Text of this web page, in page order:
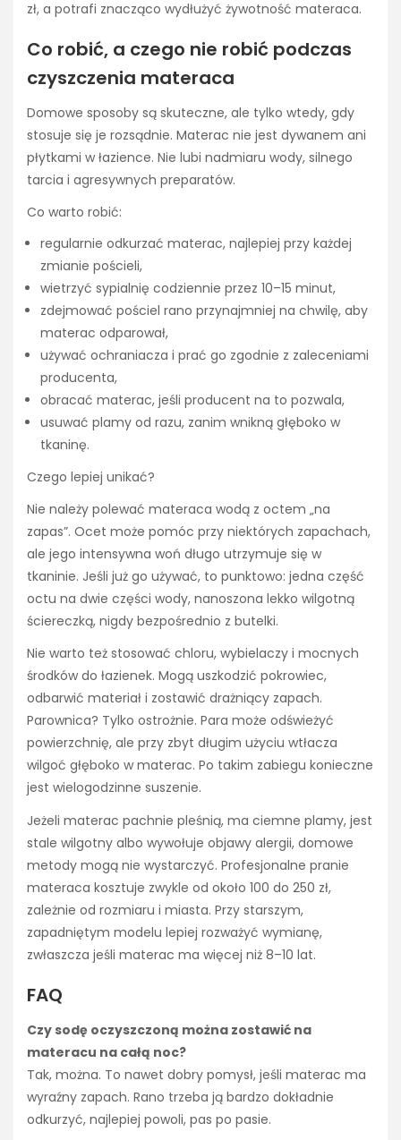
zł, a potrafi znacząco wydłużyć żywotność materaca.
Co robić, a czego nie robić podczas
czyszczenia materaca
Domowe sposoby są skuteczne, ale tylko wtedy, gdy
stosuje się je rozsądnie. Materac nie jest dywanem ani
płytkami w łazience. Nie lubi nadmiaru wody, silnego
tarcia i agresywnych preparatów.
Co warto robić:
regularnie odkurzać materac, najlepiej przy każdej
zmianie pościeli,
wietrzyć sypialnię codziennie przez 10–15 minut,
zdejmować pościel rano przynajmniej na chwilę, aby
materac odparował,
używać ochraniacza i prać go zgodnie z zaleceniami
producenta,
obracać materac, jeśli producent na to pozwala,
usuwać plamy od razu, zanim wnikną głęboko w
tkaninę.
Czego lepiej unikać?
Nie należy polewać materaca wodą z octem „na
zapas”. Ocet może pomóc przy niektórych zapachach,
ale jego intensywna woń długo utrzymuje się w
tkaninie. Jeśli już go używać, to punktowo: jedna część
octu na dwie części wody, nanoszona lekko wilgotną
ściereczką, nigdy bezpośrednio z butelki.
Nie warto też stosować chloru, wybielaczy i mocnych
środków do łazienek. Mogą uszkodzić pokrowiec,
odbarwić materiał i zostawić drażniący zapach.
Parownica? Tylko ostrożnie. Para może odświeżyć
powierzchnię, ale przy zbyt długim użyciu wtłacza
wilgoć głęboko w materac. Po takim zabiegu konieczne
jest wielogodzinne suszenie.
Jeżeli materac pachnie pleśnią, ma ciemne plamy, jest
stale wilgotny albo wywołuje objawy alergii, domowe
metody mogą nie wystarczyć. Profesjonalne pranie
materaca kosztuje zwykle od około 100 do 250 zł,
zależnie od rozmiaru i miasta. Przy starszym,
zapadniętym modelu lepiej rozważyć wymianę,
zwłaszcza jeśli materac ma więcej niż 8–10 lat.
FAQ
Czy sodę oczyszczoną można zostawić na
materacu na całą noc?
Tak, można. To nawet dobry pomysł, jeśli materac ma
wyraźny zapach. Rano trzeba ją bardzo dokładnie
odkurzyć, najlepiej powoli, pas po pasie.